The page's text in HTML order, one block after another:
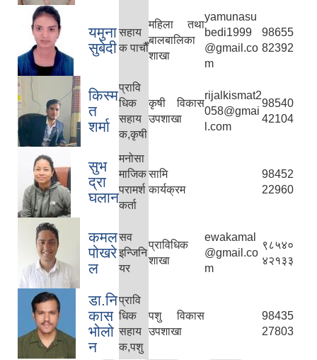
यमुना
सुबेदी
सहाय
क पाचाैँ
महिला तथा
बालबालिका
शाखा
yamunasu
bedi1999
@gmail.co
m
98655
82392
किस्म
त
शर्मा
प्रावि
धिक
सहाय
क,कृषी
कृषी विकास
उपशाखा
rijalkismat2
058@gmai
l.com
98540
42104
सुभ
द्रा
घलान
मनोसा
माजिक
परामर्श
कर्ता
सामि
कार्यक्रम
98452
22960
कमल
पोखरे
ल
सव
इन्जिनि
यर
प्राविधिक
शाखा
ewakamal
@gmail.co
m
९८५४०
४२१३३
डा.नि
कास
भोलो
न
प्रावि
धिक
सहाय
क,पशु
पशु विकास
उपशाखा
98435
27803